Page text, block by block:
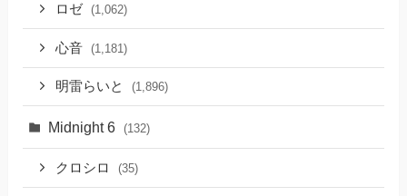
ロゼ (1,062)
心音 (1,181)
明雷らいと (1,896)
Midnight 6 (132)
クロシロ (35)